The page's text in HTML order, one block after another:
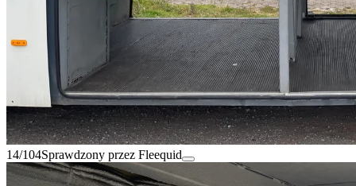
14/104Sprawdzony przez Fleequid